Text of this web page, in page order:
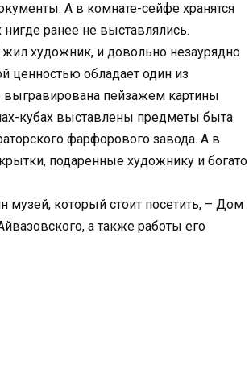
А в комнате-сейфе хранятся
ранее не выставлялись.
художник, и довольно незаурядно
ценностью обладает один из
выгравирована пейзажем картины
кубах выставлены предметы быта
фарфорового завода. А в
подаренные художнику и богато
музей, который стоит посетить, – Дом
а также работы его